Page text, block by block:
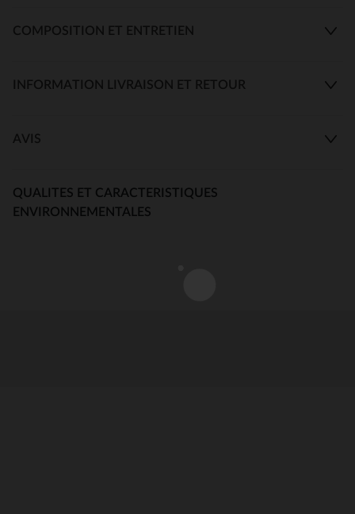
COMPOSITION ET ENTRETIEN
INFORMATION LIVRAISON ET RETOUR
AVIS
QUALITES ET CARACTERISTIQUES
ENVIRONNEMENTALES